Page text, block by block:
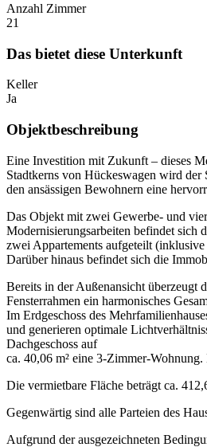
Anzahl Zimmer
21
Das bietet diese Unterkunft
Keller
Ja
Objektbeschreibung
Eine Investition mit Zukunft – dieses
Stadtkerns von Hückeswagen wird
den ansässigen Bewohnern eine
Das Objekt mit zwei Gewerbe- und
Modernisierungsarbeiten befindet sich
zwei Appartements aufgeteilt (inklusive
Darüber hinaus befindet sich die
Bereits in der Außenansicht überzeugt
Fensterrahmen ein harmonisches
Im Erdgeschoss des
und generieren optimale
Dachgeschoss auf
ca. 40,06 m² eine 3-Zimmer-
Die vermietbare Fläche beträgt ca.
Gegenwärtig sind alle Parteien des
Aufgrund der ausgezeichneten